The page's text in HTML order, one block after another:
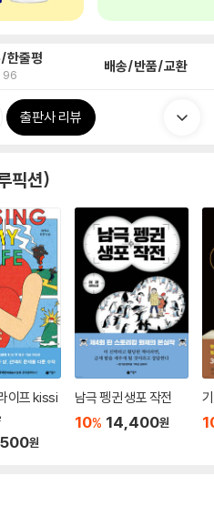
한줄평
96 배송/반품/교환
출판사 리뷰
픽션)
이프 kissi
원
남극 펭귄 생포 작전
10% 14,400원